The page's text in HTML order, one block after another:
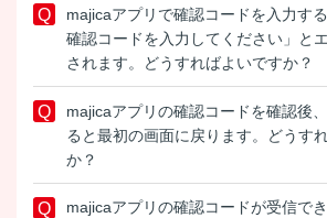
majicaアプリで確認コードを入力す
確認コードを入力してください」と
されます。どうすればよいですか？
majicaアプリの確認コードを確認後
ると最初の画面に戻ります。どうす
か？
majicaアプリの確認コードが受信で